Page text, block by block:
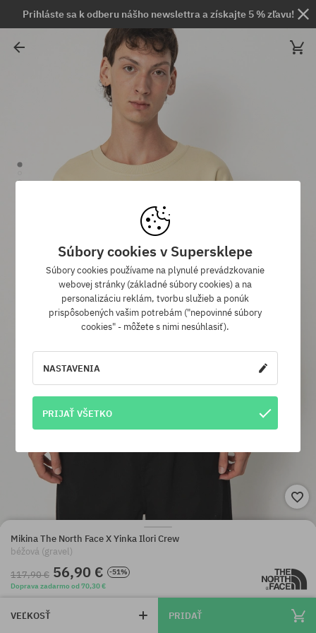
Prihláste sa k odberu nášho newslettra a získajte 5 % zľavu!
Mikina The North Face X Yinka Ilori Crew
béžová (gravel)
117,90 € 56,90 €
-51%
Doprava zadarmo od 70,30 €
VEĽKOSŤ PRIDAŤ
Súbory cookies v Supersklepe
Súbory cookies používame na plynulé prevádzkovanie
webovej stránky (základné súbory cookies) a na
personalizáciu reklám, tvorbu služieb a ponúk
prispôsobených vašim potrebám ("nepovinné súbory
cookies" - môžete s nimi nesúhlasiť).
NASTAVENIA
PRIJAŤ VŠETKO